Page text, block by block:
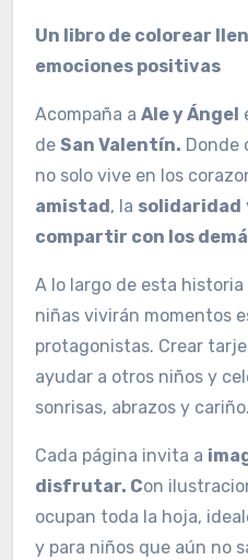
Un libro de colorear
emociones positivas
Acompaña a Ale y Ángel
de San Valentín. Donde
no solo vive en los
amistad, la solidaridad
compartir con los
A lo largo de esta
niñas vivirán momentos
protagonistas. Crear
ayudar a otros niños y
sonrisas, abrazos y cariño.
Cada página invita a
disfrutar. Con
ocupan toda la hoja,
y para niños que aún no